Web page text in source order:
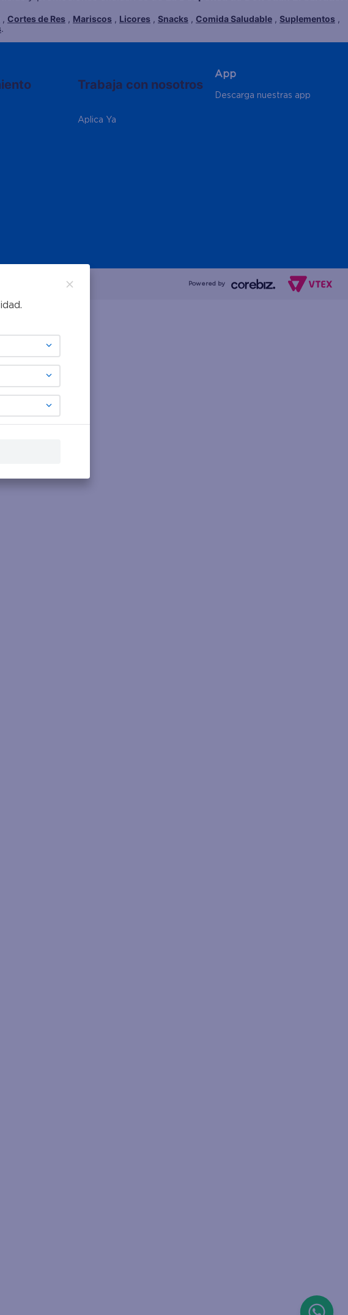
, Cortes de Res , Mariscos , Licores , Snacks , Comida Saludable , Suplementos ,
.
Trabaja con nosotros
Aplica Ya
App
Descarga nuestras app
Powered by